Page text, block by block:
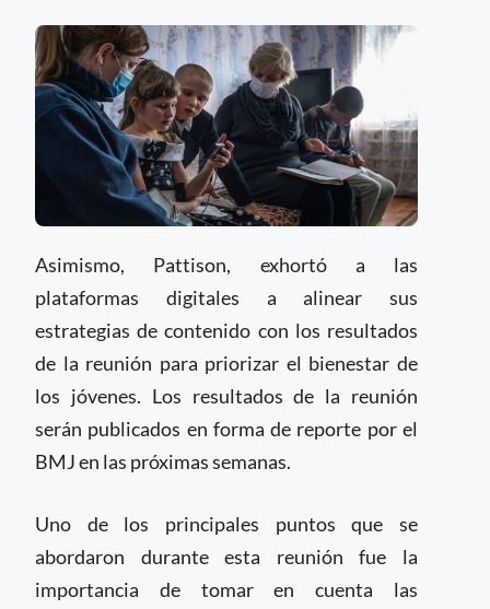
Asimismo, Pattison, exhortó a las
plataformas digitales a alinear sus
estrategias de contenido con los resultados
de la reunión para priorizar el bienestar de
los jóvenes. Los resultados de la reunión
serán publicados en forma de reporte por el
BMJ en las próximas semanas.
Uno de los principales puntos que se
abordaron durante esta reunión fue la
importancia de tomar en cuenta las